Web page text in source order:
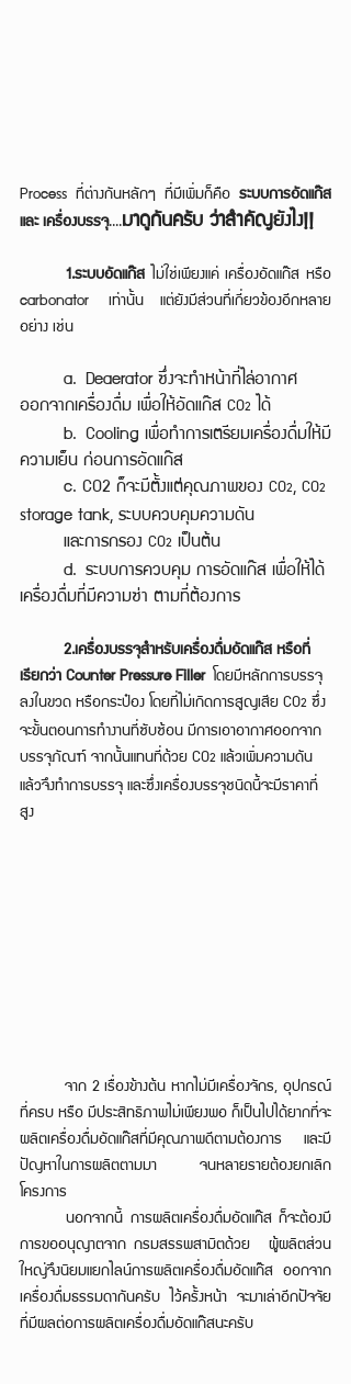
Process ที่ต่างกันหลักๆ ที่มีเพิ่มก็คือ ระบบการอัดแก๊ส
และ เครื่องบรรจุ....มาดูกันครับ ว่าสำคัญยังไง!!
1.ระบบอัดแก๊ส ไม่ใช่เพียงแค่ เครื่องอัดแก๊ส หรือ
carbonator เท่านั้น แต่ยังมีส่วนที่เกี่ยวข้องอีกหลาย
อย่าง เช่น
ออกจากเครื่องดื่ม เพื่อให้อัดแก๊ส CO2 ได้
ความเย็น ก่อนการอัดแก๊ส
	c. CO2 ก็จะมีตั้งแต่คุณภาพของ
CO2, CO2
storage tank, ระบบควบคุมความดัน
	และการกรอง
CO2 เป็นต้น
เครื่องดื่มที่มีความซ่า ตามที่ต้องการ
2.เครื่องบรรจุสำหรับเครื่องดื่มอัดแก๊ส หรือที่
เรียกว่า Counter Pressure Filler โดยมีหลักการบรรจุ
ลงในขวด หรือกระป๋อง โดยที่ไม่เกิดการสูญเสีย CO2 ซึ่ง
จะขั้นตอนการทำงานที่ซับซ้อน มีการเอาอากาศออกจาก
บรรจุภัณฑ์ จากนั้นแทนที่ด้วย CO2 แล้วเพิ่มความดัน
แล้วจึงทำการบรรจุ และซึ่งเครื่องบรรจุชนิดนี้จะมีราคาที่
สูง
ที่ครบ หรือ มีประสิทธิภาพไม่เพียงพอ ก็เป็นไปได้ยากที่จะ
ผลิตเครื่องดื่มอัดแก๊สที่มีคุณภาพดีตามต้องการ และมี
ปัญหาในการผลิตตามมา จนหลายรายต้องยกเลิก
โครงการ
	นอกจากนี้ การผลิตเครื่องดื่มอัดแก๊ส ก็จะต้องมี
การขออนุญาตจาก กรมสรรพสามิตด้วย  ผู้ผลิตส่วน
ใหญ่จึงนิยมแยกไลน์การผลิตเครื่องดื่มอัดแก๊ส ออกจาก
เครื่องดื่มธรรมดากันครับ ไว้ครั้งหน้า จะมาเล่าอีกปัจจัย
ที่มีผลต่อการผลิตเครื่องดื่มอัดแก๊สนะครับ